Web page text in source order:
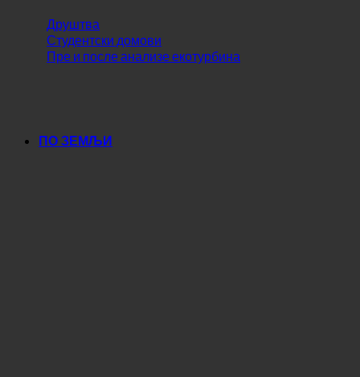
Друштва
Студентски домови
Пре и после анализе екотурбина
ПО ЗЕМЉИ